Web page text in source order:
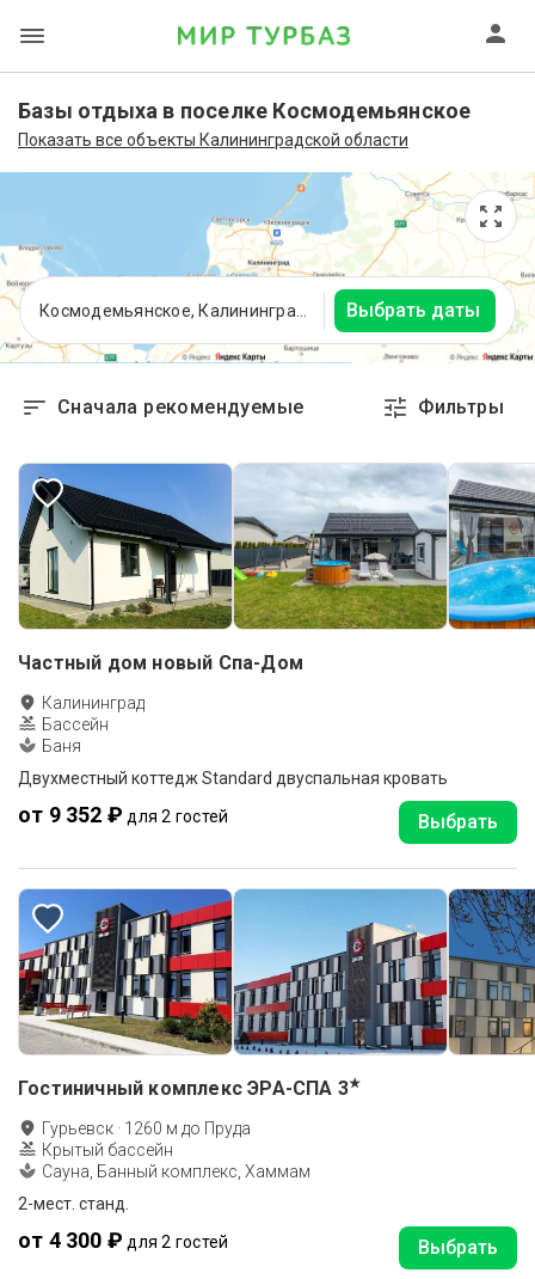
Базы отдыха в поселке Космодемьянское
Показать все объекты Калининградской области
Выбрать даты
Сначала рекомендуемые Фильтры
Частный дом новый Спа-Дом
Калининград
Бассейн
Баня
Двухместный коттедж Standard двуспальная кровать
от 9 352 ₽ для 2 гостей Выбрать
Гостиничный комплекс ЭРА-СПА 3★
Гурьевск · 1260 м до Пруда
Крытый бассейн
Сауна, Банный комплекс, Хаммам
2-мест. станд.
от 4 300 ₽ для 2 гостей Выбрать